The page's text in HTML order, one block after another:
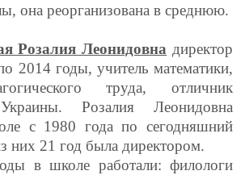
она реорганизована в среднюю.
Розалия Леонидовна директор
2014 годы, учитель математики,
труда, отличник
Розалия Леонидовна
с 1980 года по сегодняшний
них 21 год была директором.
в школе работали: филологи